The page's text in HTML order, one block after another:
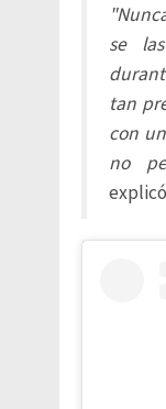
se
tan
con
no